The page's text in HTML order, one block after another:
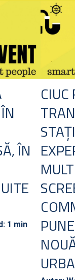
ÎN
1 min
CIUC